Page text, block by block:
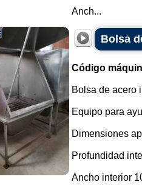
Anch...
Bolsa
Código
Bolsa de acero
Equipo para
Dimensiones
Profundidad
Ancho interior